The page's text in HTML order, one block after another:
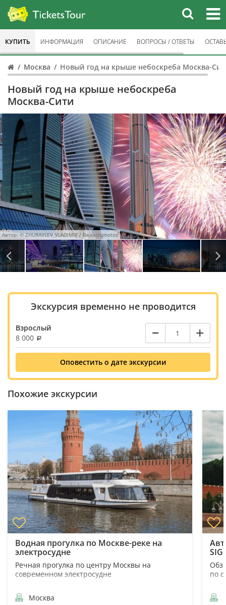
Москва Новый год на крыше небоскреба Москва-
Новый год на крыше небоскреба
Москва-Сити
Автор: © ZHURAVLEV_VLADIMIR / Depositphotos
Автор: © Ivan Kurmyshov / Depositphotos
Автор: © Svetlana Vasilyeva / Depositphotos
Автор: © Roman Sigaev / Depositphotos
КУПИТЬ ИНФОРМАЦИЯ ОПИСАНИЕ ВОПРОСЫ / ОТВЕТЫ
Экскурсия временно не проводится
Взрослый
8 000
– +
Оповестить о дате экскурсии
Похожие экскурсии
Водная прогулка по Москве-реке на
электросудне
Речная прогулка по центру Москвы на
современном электросудне
Москва
по